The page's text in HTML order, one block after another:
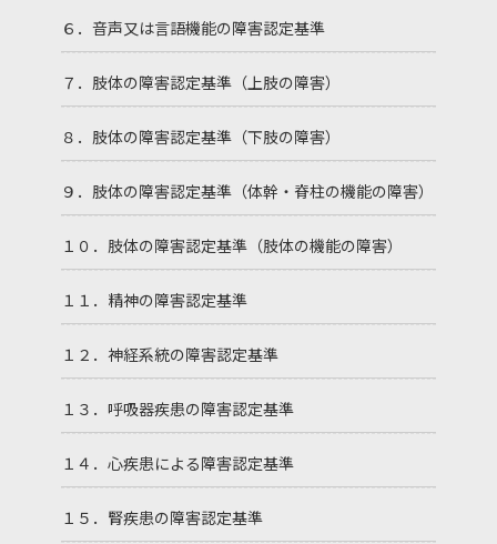
６．音声又は言語機能の障害認定基準
７．肢体の障害認定基準（上肢の障害）
８．肢体の障害認定基準（下肢の障害）
９．肢体の障害認定基準（体幹・脊柱の機能の障害）
１０．肢体の障害認定基準（肢体の機能の障害）
１１．精神の障害認定基準
１２．神経系統の障害認定基準
１３．呼吸器疾患の障害認定基準
１４．心疾患による障害認定基準
１５．腎疾患の障害認定基準